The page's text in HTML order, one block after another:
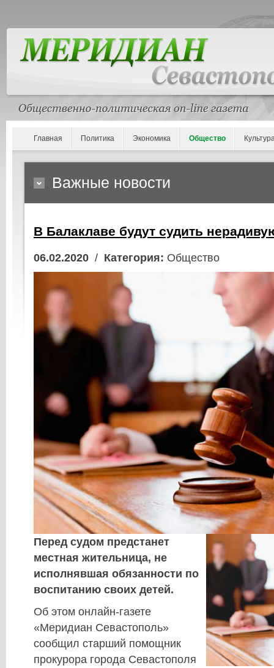
Главная Политика Экономика Общество
Важные новости
В Балаклаве будут судить
06.02.2020 / Категория: Общество
Перед судом предстанет
местная жительница, не
исполнявшая обязанности по
воспитанию своих детей.
Об этом онлайн-газете
«Меридиан Севастополь»
сообщил старший помощник
прокурора города Севастополя